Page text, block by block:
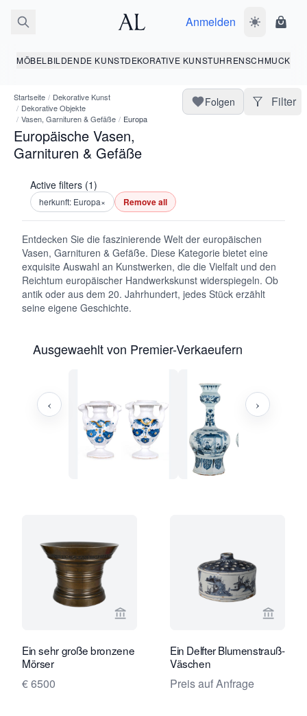
Anmelden
MÖBEL BILDENDE KUNSTDEKORATIVE KUNSTUHRENSCHMUCK
Startseite / Dekorative Kunst
/ Dekorative Objekte
/ Vasen, Garnituren & Gefäße / Europa
Europäische Vasen,
Garnituren & Gefäße
Folgen Filter
Active filters (1)
herkunft: Europa× Remove all
Entdecken Sie die faszinierende Welt der europäischen
Vasen, Garnituren & Gefäße. Diese Kategorie bietet eine
exquisite Auswahl an Kunstwerken, die die Vielfalt und den
Reichtum europäischer Handwerkskunst widerspiegeln. Ob
antik oder aus dem 20. Jahrhundert, jedes Stück erzählt
seine eigene Geschichte.
Ausgewaehlt von Premier-Verkaeufern
‹ ›
Verkaeuferseite von Limburg
Ein sehr große bronzene
Mörser
€ 6500
Ein Delfter Blumenstrauß-
Väschen
Preis auf Anfrage